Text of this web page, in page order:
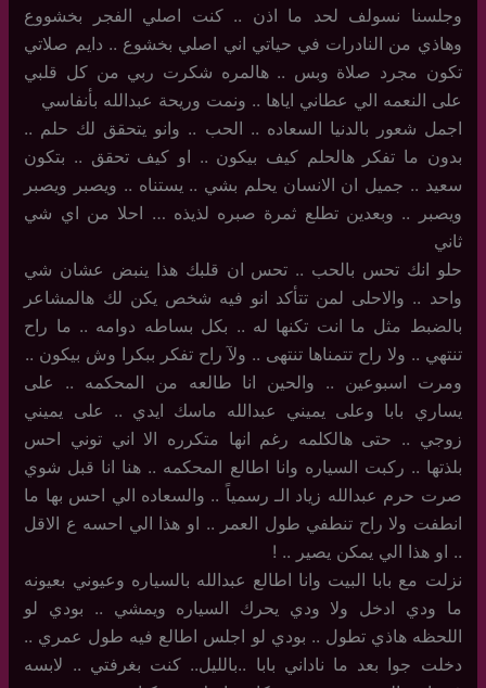
وجلسنا نسولف لحد ما اذن .. كنت اصلي الفجر بخشووع
وهاذي من النادرات في حياتي اني اصلي بخشوع .. دايم صلاتي
تكون مجرد صلاة وبس .. هالمره شكرت ربي من كل قلبي
على النعمه الي عطاني اياها .. ونمت وريحة عبدالله بأنفاسي
اجمل شعور بالدنيا السعاده .. الحب .. وانو يتحقق لك حلم ..
بدون ما تفكر هالحلم كيف بيكون .. او كيف تحقق .. بتكون
سعيد .. جميل ان الانسان يحلم بشي .. يستناه .. ويصبر ويصبر
ويصبر .. وبعدين تطلع ثمرة صبره لذيذه … احلا من اي شي
ثاني
حلو انك تحس بالحب .. تحس ان قلبك هذا ينبض عشان شي
واحد .. والاحلى لمن تتأكد انو فيه شخص يكن لك هالمشاعر
بالضبط مثل ما انت تكنها له .. بكل بساطه دوامه .. ما راح
تنتهي .. ولا راح تتمناها تنتهى .. ولآ راح تفكر ببكرا وش بيكون ..
ومرت اسبوعين .. والحين انا طالعه من المحكمه .. على
يساري بابا وعلى يميني عبدالله ماسك ايدي .. على يميني
زوجي .. حتى هالكلمه رغم انها متكرره الا اني توني احس
بلذتها .. ركبت السياره وانا اطالع المحكمه .. هنا انا قبل شوي
صرت حرم عبدالله زياد الـ رسمياً .. والسعاده الي احس بها ما
انطفت ولا راح تنطفي طول العمر .. او هذا الي احسه ع الاقل
.. او هذا الي يمكن يصير .. !
نزلت مع بابا البيت وانا اطالع عبدالله بالسياره وعيوني بعيونه
ما ودي ادخل ولا ودي يحرك السياره ويمشي .. بودي لو
اللحظه هاذي تطول .. بودي لو اجلس اطالع فيه طول عمري ..
دخلت جوا بعد ما ناداني بابا ..بالليل.. كنت بغرفتي .. لابسه